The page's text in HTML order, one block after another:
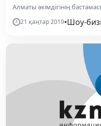
Алматы әкімдігінің
21 қаңтар 2019•Шоу-